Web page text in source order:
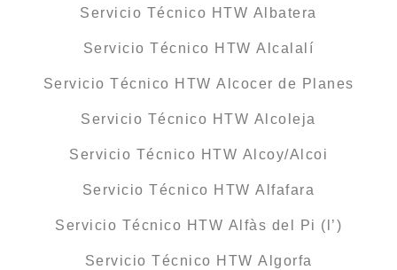
Servicio Técnico HTW Albatera
Servicio Técnico HTW Alcalalí
Servicio Técnico HTW Alcocer de Planes
Servicio Técnico HTW Alcoleja
Servicio Técnico HTW Alcoy/Alcoi
Servicio Técnico HTW Alfafara
Servicio Técnico HTW Alfàs del Pi (l’)
Servicio Técnico HTW Algorfa